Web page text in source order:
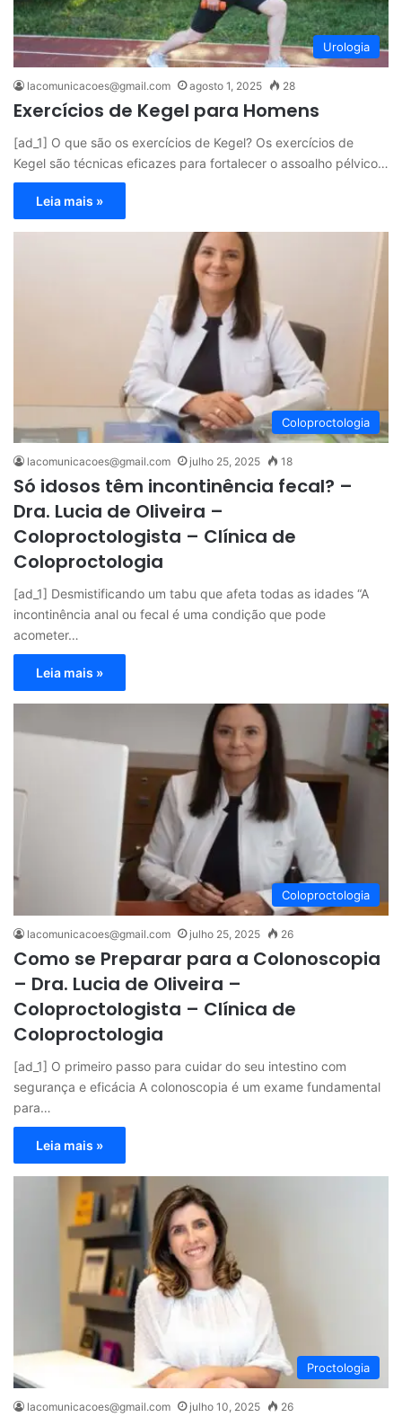
Urologia
lacomunicacoes@gmail.com agosto 1, 2025 28
Exercícios de Kegel para Homens
[ad_1] O que são os exercícios de Kegel? Os exercícios de
Kegel são técnicas eficazes para fortalecer o assoalho pélvico…
Leia mais »
Coloproctologia
lacomunicacoes@gmail.com julho 25, 2025 18
Só idosos têm incontinência fecal? –
Dra. Lucia de Oliveira –
Coloproctologista – Clínica de
Coloproctologia
[ad_1] Desmistificando um tabu que afeta todas as idades “A
incontinência anal ou fecal é uma condição que pode
acometer…
Leia mais »
Coloproctologia
lacomunicacoes@gmail.com julho 25, 2025 26
Como se Preparar para a Colonoscopia
– Dra. Lucia de Oliveira –
Coloproctologista – Clínica de
Coloproctologia
[ad_1] O primeiro passo para cuidar do seu intestino com
segurança e eficácia A colonoscopia é um exame fundamental
para…
Leia mais »
Proctologia
lacomunicacoes@gmail.com julho 10, 2025 26